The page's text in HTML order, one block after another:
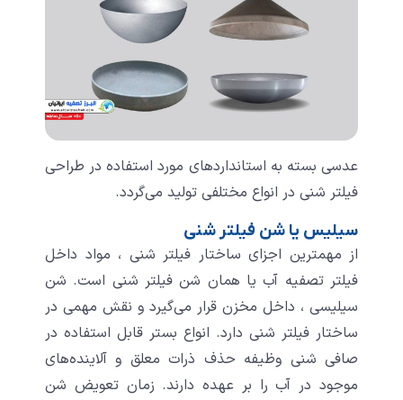
عدسی بسته به استانداردهای مورد استفاده در طراحی
فیلتر شنی در انواع مختلفی تولید می‌گردد.
سیلیس یا شن فیلتر شنی
از مهمترین اجزای ساختار فیلتر شنی ، مواد داخل
فیلتر تصفیه آب یا همان شن فیلتر شنی است. شن
سیلیسی ، داخل مخزن قرار می‌گیرد و نقش مهمی در
ساختار فیلتر شنی دارد. انواع بستر قابل استفاده در
صافی شنی وظیفه حذف ذرات معلق و آلاینده‌های
موجود در آب را بر عهده دارند. زمان تعویض شن